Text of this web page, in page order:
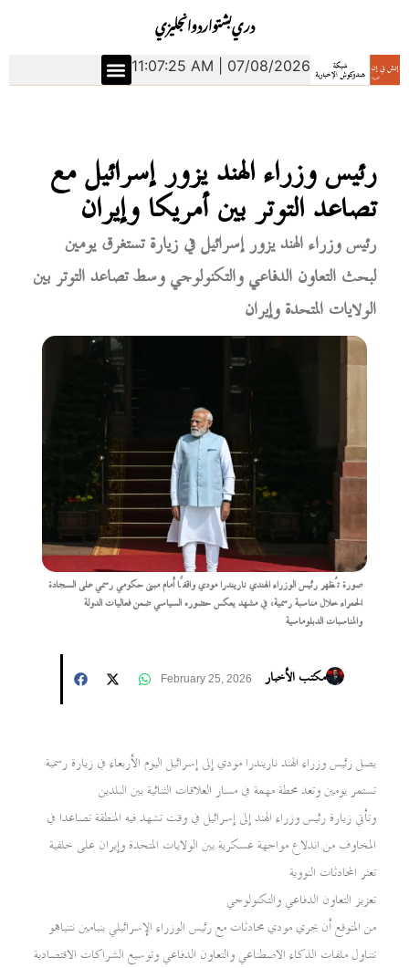
انجليزياردوبشتودري
11:07:26 AM | 07/08/2026
رئيس وزراء الهند يزور إسرائيل مع
تصاعد التوتر بين أمريكا وإيران
رئيس وزراء الهند يزور إسرائيل في زيارة تستغرق يومين
لبحث التعاون الدفاعي والتكنولوجي وسط تصاعد التوتر بين
الولايات المتحدة وإيران
صورة تُظهر رئيس الوزراء الهندي ناريندرا مودي واقفًا أمام مبنى حكومي رسمي على السجادة
الحمراء خلال مناسبة رسمية، في مشهد يعكس حضوره السياسي ضمن فعاليات الدولة
والمناسبات الدبلوماسية
مكتب الأخبار February 25, 2026
يصل رئيس وزراء الهند ناريندرا مودي إلى إسرائيل اليوم الأربعاء في زيارة رسمية
تستمر يومين وتعد محطة مهمة في مسار العلاقات الثنائية بين البلدين
وتأتي زيارة رئيس وزراء الهند إلى إسرائيل في وقت تشهد فيه المنطقة تصاعدا في
المخاوف من اندلاع مواجهة عسكرية بين الولايات المتحدة وإيران على خلفية
تعثر المحادثات النووية
تعزيز التعاون الدفاعي والتكنولوجي
من المتوقع أن يجري مودي محادثات مع رئيس الوزراء الإسرائيلي بنيامين نتنياهو
تتناول ملفات الذكاء الاصطناعي والتعاون الدفاعي وتوسيع الشراكات الاقتصادية